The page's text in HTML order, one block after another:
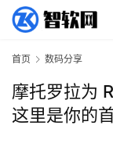
首页 数码分享
摩托罗拉为
这里是你的